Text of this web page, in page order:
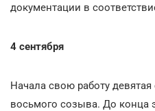
документации в
4 сентября
Начала свою работу
восьмого созыва. До конца